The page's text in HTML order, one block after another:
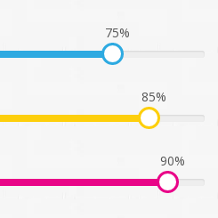
75%
85%
90%